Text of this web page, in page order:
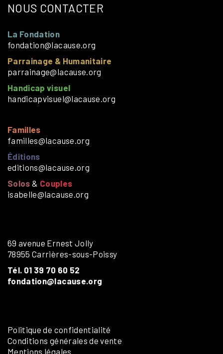
NOUS CONTACTER
La Fondation
fondation@lacause.org
Parrainage & Humanitaire
parrainage@lacause.org
Handicap visuel
handicapvisuel@lacause.org
Familles
familles@lacause.org
Éditions
editions@lacause.org
Solos & Couples
isabelle@lacause.org
69 avenue Ernest Jolly
78955 Carrières-sous-Poissy
Tél. 01 39 70 60 52
fondation@lacause.org
Politique de confidentialité
Conditions générales de vente
Mentions légales